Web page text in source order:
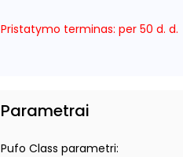
Pristatymo terminas: per 50 d. d.
Parametrai
Pufo Class parametri: